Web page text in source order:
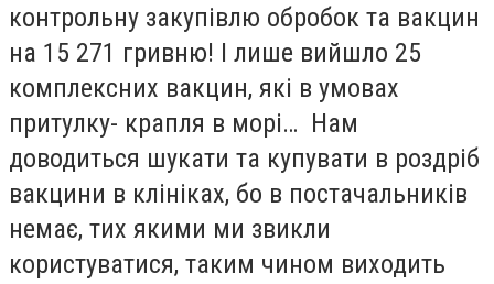
контрольну закупівлю обробок та вакцин
на 15 271 гривню! І лише вийшло 25
комплексних вакцин, які в умовах
притулку- крапля в морі… Нам
доводиться шукати та купувати в роздріб
вакцини в клініках, бо в постачальників
немає, тих якими ми звикли
користуватися, таким чином виходить